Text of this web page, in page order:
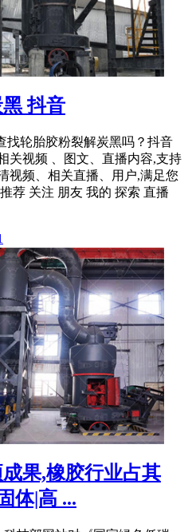
抖音
找轮胎胶粉裂解炭黑吗？抖音
关视频 、图文、直播内容,支持
视频、相关直播、用户,满足您
荐 关注 朋友 我的 探索 直播
果,橡胶行业占其
体|高 ...